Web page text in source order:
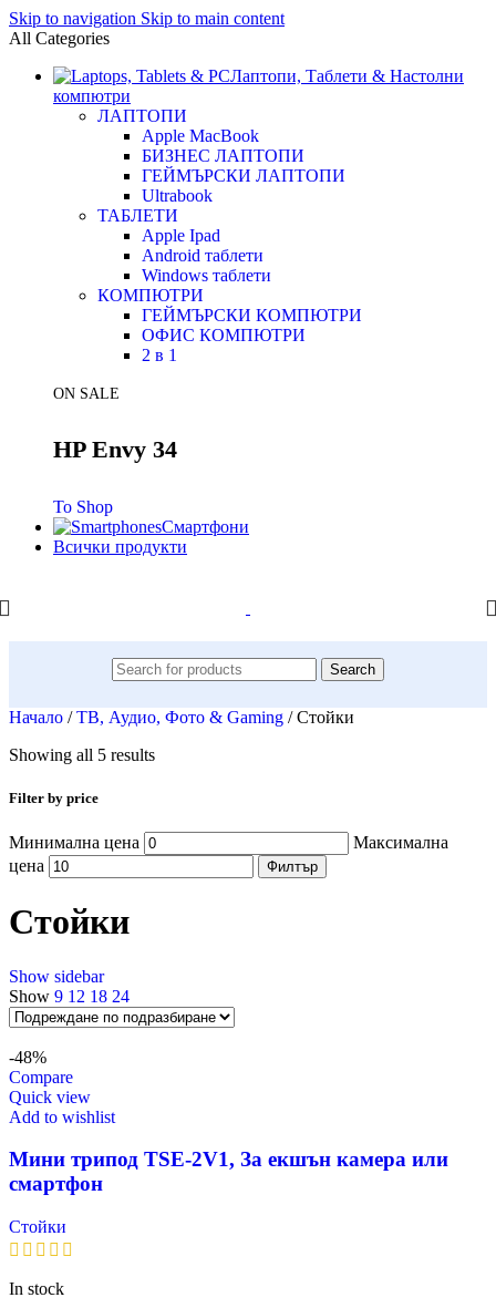
Skip to navigation Skip to main content
All Categories
Лаптопи, Таблети & Настолни
компютри
ЛАПТОПИ
Apple MacBook
БИЗНЕС ЛАПТОПИ
ГЕЙМЪРСКИ ЛАПТОПИ
Ultrabook
ТАБЛЕТИ
Apple Ipad
Android таблети
Windows таблети
КОМПЮТРИ
ГЕЙМЪРСКИ КОМПЮТРИ
ОФИС КОМПЮТРИ
2 в 1
ON SALE
HP Envy 34
To Shop
Смартфони
Всички продукти
Search
Начало / ТВ, Аудио, Фото & Gaming / Стойки
Showing all 5 results
Filter by price
Минимална цена
Максимална
цена
Филтър
Стойки
Show sidebar
Show 9 12 18 24
-48%
Compare
Quick view
Add to wishlist
Мини трипод TSE-2V1, За екшън камера или
смартфон
Стойки
In stock